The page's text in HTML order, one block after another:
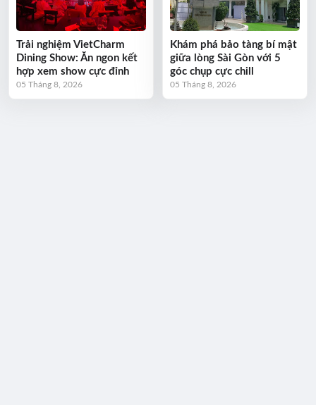
Trải nghiệm VietCharm
Dining Show: Ăn ngon kết
hợp xem show cực đỉnh
05 Tháng 8, 2026
Khám phá bảo tàng bí mật
giữa lòng Sài Gòn với 5
góc chụp cực chill
05 Tháng 8, 2026